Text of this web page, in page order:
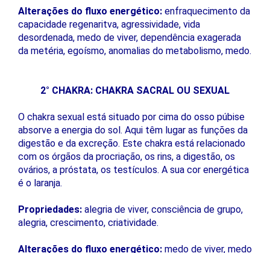
Alterações do fluxo energético: enfraquecimento da
capacidade regenaritva, agressividade, vida
desordenada, medo de viver, dependência exagerada
da metéria, egoísmo, anomalias do metabolismo, medo.
2° CHAKRA: CHAKRA SACRAL OU SEXUAL
O chakra sexual está situado por cima do osso púbise
absorve a energia do sol. Aqui têm lugar as funções da
digestão e da excreção. Este chakra está relacionado
com os órgãos da procriação, os rins, a digestão, os
ovários, a próstata, os testículos. A sua cor energética
é o laranja.
Propriedades: alegria de viver, consciência de grupo,
alegria, crescimento, criatividade.
Alterações do fluxo energético: medo de viver, medo